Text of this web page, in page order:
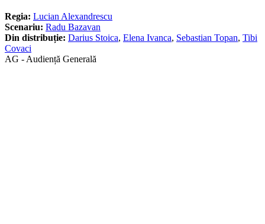
Regia: Lucian Alexandrescu
Scenariu: Radu Bazavan
Din distribuție: Darius Stoica, Elena Ivanca, Sebastian Topan, Tibi
Covaci
AG - Audiență Generală